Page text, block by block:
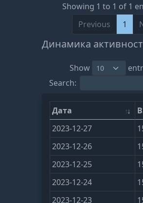
Showing 1 to 1 of 1
Previous
1
Динамика
Show
Search:
Дата
2023-12-27
2023-12-26
2023-12-25
2023-12-24
2023-12-23